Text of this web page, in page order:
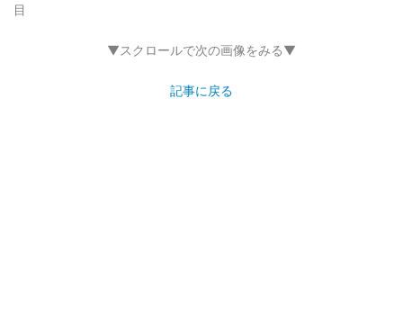
目
▼スクロールで次の画像をみる▼
記事に戻る